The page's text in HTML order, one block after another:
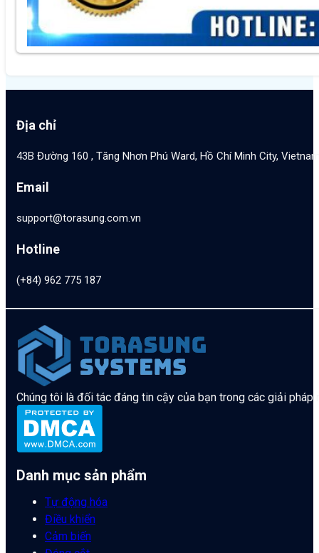
Địa chỉ
43B Đường 160 , Tăng Nhơn Phú Ward, Hồ Chí Minh City,
Email
support@torasung.com.vn
Hotline
(+84) 962 775 187
Chúng tôi là đối tác đáng tin cậy của bạn trong các giải pháp
Danh mục sản phẩm
Tự động hóa
Điều khiển
Cảm biến